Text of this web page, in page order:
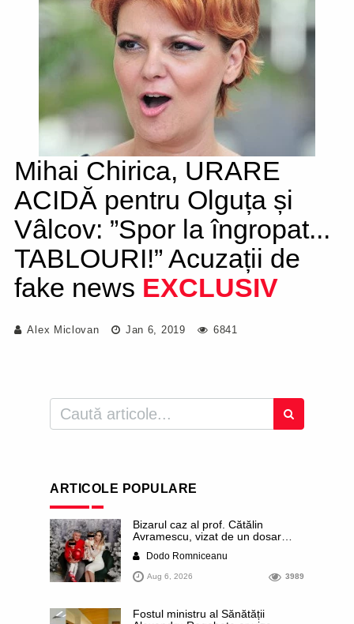
Mihai Chirica, URARE
ACIDĂ pentru Olguța și
Vâlcov: ”Spor la îngropat...
TABLOURI!” Acuzații de
fake news EXCLUSIV
Alex Miclovan Jan 6, 2019 6841
ARTICOLE POPULARE
Bizarul caz al prof. Cătălin
Avramescu, vizat de un dosar
infantilă”. Miroase a execuție
stalinistă. Cea mai imundă parte a
presei publică inclusiv documente
dezvăluite date ultra-personale
ale profesorului, inclusiv
Dodo Romniceanu
Aug 6, 2026 3989
Fostul ministru al Sănătății